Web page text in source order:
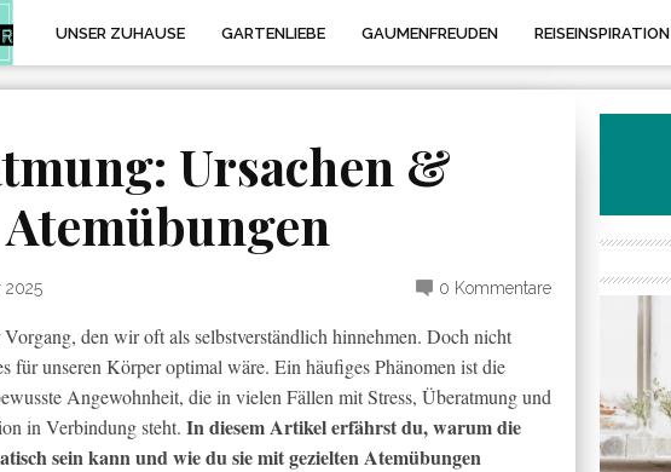
UNSER ZUHAUSE GARTENLIEBE GAUMENFREUDEN REISEINSPIRATION
Ursachen &
2025 0 Kommentare
den wir oft als selbstverständlich hinnehmen. Doch nicht
für unseren Körper optimal wäre. Ein häufiges Phänomen ist die
Angewohnheit, die in vielen Fällen mit Stress, Überatmung und
in Verbindung steht. In diesem Artikel erfährst du, warum die
sein kann und wie du sie mit gezielten Atemübungen